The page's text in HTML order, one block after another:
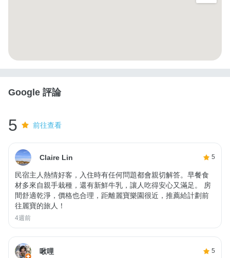
Google 評論
5 前往查看
Claire Lin 5
民宿主人熱情好客，入住時有任何問題都會親切解答。早餐食
材多來自親手栽種，還有新鮮牛乳，讓人吃得安心又滿足。 房
間舒適乾淨，價格也合理，距離麗寶樂園很近，推薦給計劃前
往麗寶的旅人！
4週前
啾哩 5